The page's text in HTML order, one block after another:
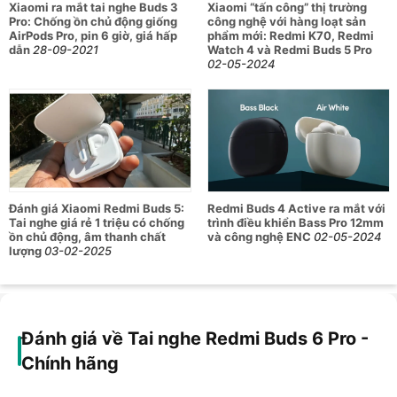
nhỏ gọn, với kích thước 61.05 x 48.28 x 25.17 mm và trọng
lượng chỉ 46.5g. Thiết kế này giúp người dùng dễ dàng
mang theo trong túi áo hoặc túi xách mà không gây cảm giác
nặng nề, đảm bảo tính tiện lợi và linh hoạt trong mọi tình
Chất lượng âm thanh đạt chuẩn Hi-Res Audio
vượt trội
Redmi Buds 6 Pro được thiết kế với công nghệ âm thanh hiện
đại, mang lại chất lượng âm thanh vượt trội, đáp ứng tiêu
chuẩn Hi-Res Audio. Sản phẩm này tích hợp bộ ba điều khiển
đồng trục, gồm màng loa 11mm với màng chắn titan và hai
Codec âm thanh LDAC được hỗ trợ, đảm bảo truyền tải âm
thanh chất lượng cao với độ phân giải lên đến 990kbps, tái
Xiaomi ra mắt tai nghe Buds 3
Pro: Chống ồn chủ động giống
AirPods Pro, pin 6 giờ, giá hấp
dẫn28-09-2021
Xiaomi “tấn công” thị trường
công nghệ với hàng loạt sản
phẩm mới: Redmi K70, Redmi
Watch 4 và Redmi Buds 5 Pro
02-05-2024
Đánh giá Xiaomi Redmi Buds 5:
Tai nghe giá rẻ 1 triệu có chống
ồn chủ động, âm thanh chất
lượng03-02-2025
Redmi Buds 4 Active ra mắt với
trình điều khiển Bass Pro 12mm
và công nghệ ENC 02-05-2024
Đánh giá về Tai nghe Redmi Buds 6 Pro -
Chính hãng